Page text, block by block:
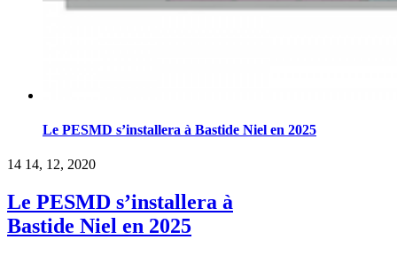
Le PESMD s’installera à Bastide Niel en 2025
14 14, 12, 2020
Le PESMD s’installera à
Bastide Niel en 2025